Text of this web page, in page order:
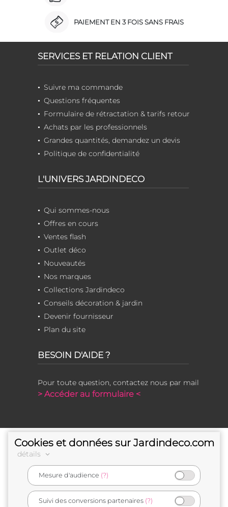
PAIEMENT EN 3 FOIS SANS FRAIS
SERVICES ET RELATION CLIENT
Suivre ma commande
Questions fréquentes
Formulaire de rétractation & tarifs retour
Achats par les professionnels
Grandes quantités, demandez un devis
Politique de confidentialité
L'UNIVERS JARDINDECO
Qui sommes-nous
Offres en cours
Ventes flash
Outlet déco
Nouveautés
Nos marques
Collections Jardindeco
Conseils décoration & jardin
Devenir fournisseur
Plan du site
BESOIN D'AIDE ?
Pour toute question, contactez nous par mail
> Accéder au formulaire <
e-commerçant français
Cookies et données sur Jardindeco.com
détails
Mesure d'audience (?)
Suivi des conversions partenaires (?)